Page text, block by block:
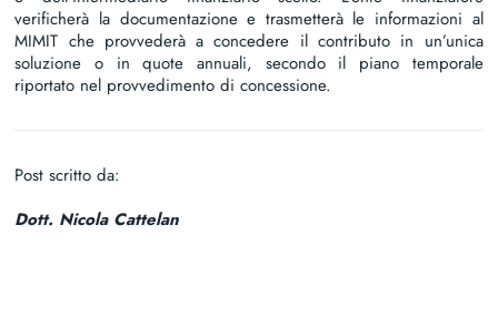
verificherà la documentazione e trasmetterà le informazioni al
MIMIT che provvederà a concedere il contributo in un’unica
soluzione o in quote annuali, secondo il piano temporale
riportato nel provvedimento di concessione.
Post scritto da:
Dott. Nicola Cattelan